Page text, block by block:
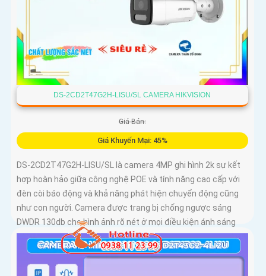
DS-2CD2T47G2H-LISU/SL CAMERA HIKVISION
Giá Bán:
Giá Khuyến Mại: 45%
DS-2CD2T47G2H-LISU/SL là camera 4MP ghi hình 2k sự kết
hợp hoàn hảo giữa công nghệ POE và tính năng cao cấp với
đèn còi báo động và khả năng phát hiện chuyển động cũng
như con người. Camera được trang bị chống ngược sáng
DWDR 130db cho hình ảnh rõ nét ở mọi điều kiện ánh sáng